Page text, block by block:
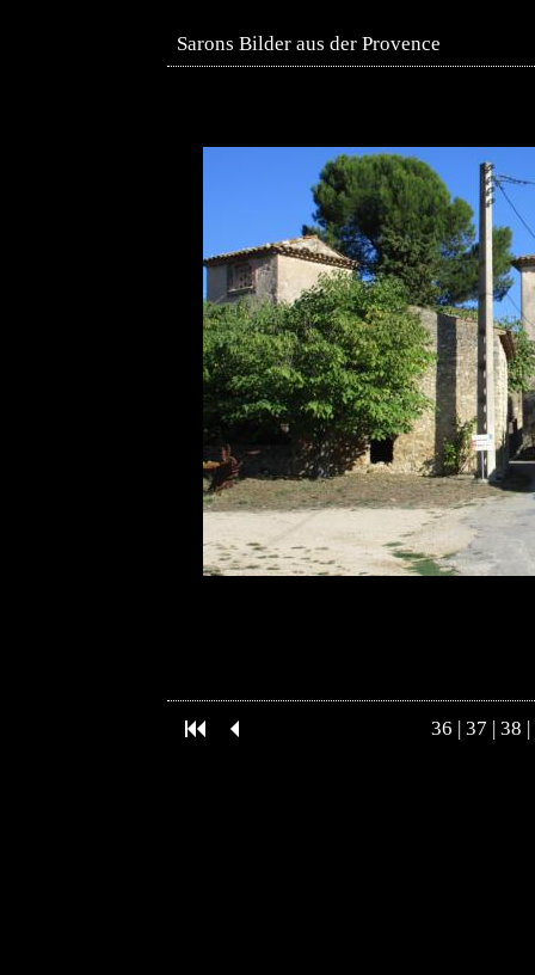
Sarons Bilder aus der Provence
36 | 37 | 38 |